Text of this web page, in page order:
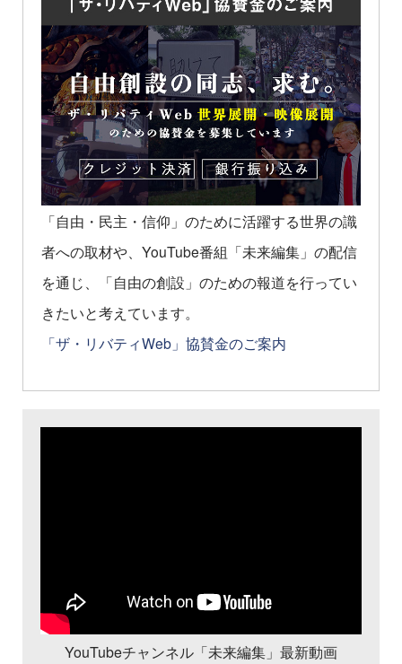
「自由・民主・信仰」のために活躍する世界の識
者への取材や、YouTube番組「未来編集」の配信
を通じ、「自由の創設」のための報道を行ってい
きたいと考えています。
「ザ・リバティWeb」協賛金のご案内
YouTubeチャンネル「未来編集」最新動画